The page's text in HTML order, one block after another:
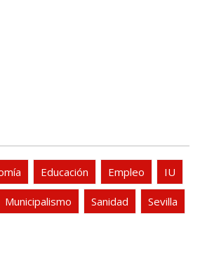
Educación Empleo IU
Municipalismo Sanidad Sevilla